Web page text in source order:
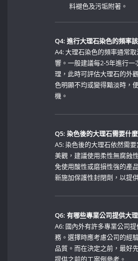
料褪色及污垢附著。
Q4: 進行大理石染色的頻率
A4: 大理石染色的頻率通常
響。一般建議每2-5年進行一
理，此時可評估大理石的外
色明顯不均或變得黯淡時，
機。
Q5: 染色後的大理石需要什
A5: 染色後的大理石依然需
美觀，建議使用柔性無腐蝕
免使用酸性或磨損性強的產
新施加保護性封閉劑，以提
Q6: 有哪些專業公司提供大
A6: 國內外有許多專業公司
務。選擇時應考慮公司的經
品質。而在決定之前，最好
提供之前的工案例參考。